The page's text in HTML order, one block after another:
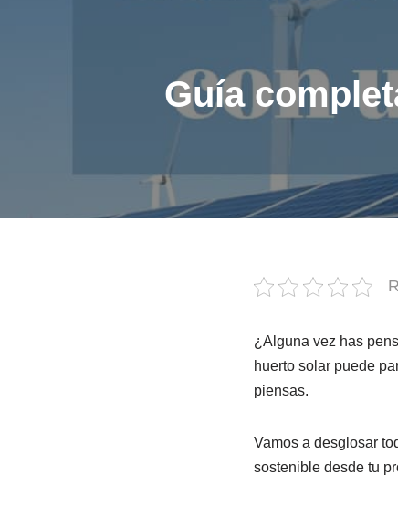
Guía
¿Alguna vez has
huerto solar puede
piensas.
Vamos a desglosar
sostenible desde tu